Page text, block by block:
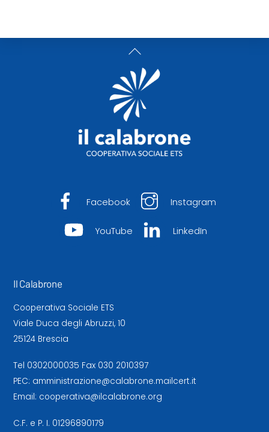
Back
To
Top
Facebook Instagram
YouTube LinkedIn
Il Calabrone
Cooperativa Sociale ETS
Viale Duca degli Abruzzi, 10
25124 Brescia
Tel 0302000035 Fax 030 2010397
PEC: amministrazione@calabrone.mailcert.it
Email: cooperativa@ilcalabrone.org
C.F. e P. I. 01296890179